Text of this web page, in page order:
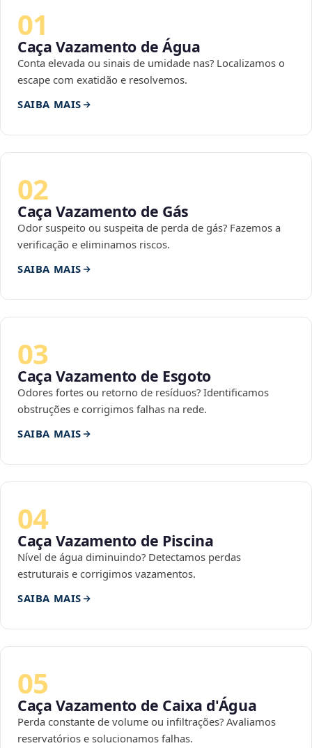
01
Caça Vazamento de Água
Conta elevada ou sinais de umidade nas? Localizamos o
escape com exatidão e resolvemos.
SAIBA MAIS
02
Caça Vazamento de Gás
Odor suspeito ou suspeita de perda de gás? Fazemos a
verificação e eliminamos riscos.
SAIBA MAIS
03
Caça Vazamento de Esgoto
Odores fortes ou retorno de resíduos? Identificamos
obstruções e corrigimos falhas na rede.
SAIBA MAIS
04
Caça Vazamento de Piscina
Nível de água diminuindo? Detectamos perdas
estruturais e corrigimos vazamentos.
SAIBA MAIS
05
Caça Vazamento de Caixa d'Água
Perda constante de volume ou infiltrações? Avaliamos
reservatórios e solucionamos falhas.